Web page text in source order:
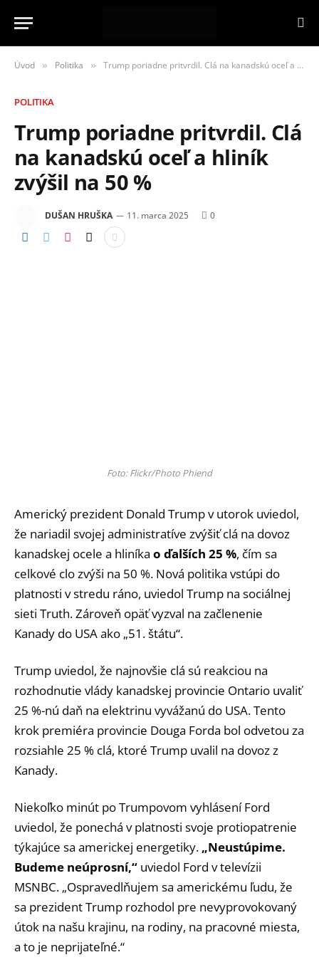
Úvod » Politika » Trump poriadne pritvrdil. Clá na kanadskú oceľ a hliník zvýšil na 50 %
POLITIKA
Trump poriadne pritvrdil. Clá
na kanadskú oceľ a hliník
zvýšil na 50 %
DUŠAN HRUŠKA 11. marca 2025 0
Foto: Flickr/Photo Phiend
Americký prezident Donald Trump v utorok uviedol,
že nariadil svojej administratíve zvýšiť clá na dovoz
kanadskej ocele a hliníka o ďalších 25 %, čím sa
celkové clo zvýši na 50 %. Nová politika vstúpi do
platnosti v stredu ráno, uviedol Trump na sociálnej
sieti Truth. Zároveň opäť vyzval na začlenenie
Kanady do USA ako „51. štátu“.
Trump uviedol, že najnovšie clá sú reakciou na
rozhodnutie vlády kanadskej provincie Ontario uvaliť
25 %-nú daň na elektrinu vyvážanú do USA. Tento
krok premiéra provincie Douga Forda bol odvetou za
rozsiahle 25 % clá, ktoré Trump uvalil na dovoz z
Kanady.
Niekoľko minút po Trumpovom vyhlásení Ford
uviedol, že ponechá v platnosti svoje protiopatrenie
týkajúce sa americkej energetiky. „Neustúpime.
Budeme neúprosní,“ uviedol Ford v televízii
MSNBC. „Ospravedlňujem sa americkému ľudu, že
sa prezident Trump rozhodol pre nevyprovokovaný
útok na našu krajinu, na rodiny, na pracovné miesta,
a to je neprijateľné.“